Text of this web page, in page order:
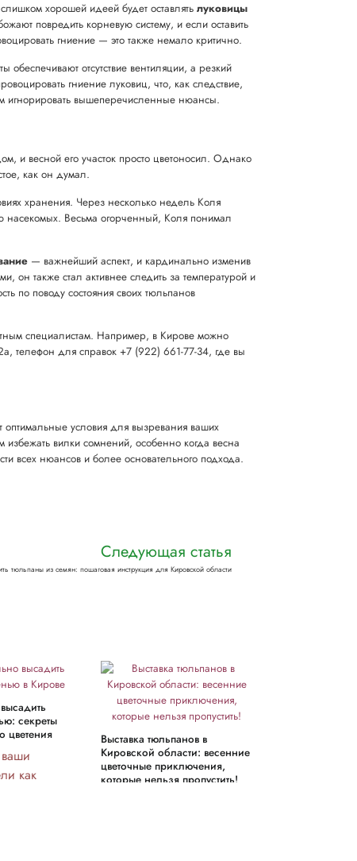
хорошей идеей будет оставлять луковицы
повредить корневую систему, и если оставить
гниение — это также немало критично.
обеспечивают отсутствие вентиляции, а резкий
гниение луковиц, что, как следствие,
игнорировать вышеперечисленные нюансы.
и весной его участок просто цветоносил. Однако
как он думал.
хранения. Через несколько недель Коля
насекомых. Весьма огорченный, Коля понимал
— важнейший аспект, и кардинально изменив
он также стал активнее следить за температурой и
по поводу состояния своих тюльпанов
специалистам. Например, в Кирове можно
телефон для справок +7 (922) 661-77-34, где вы
оптимальные условия для вызревания ваших
вилки сомнений, особенно когда весна
всех нюансов и более основательного подхода.
Следующая статья
тюльпаны из семян: пошаговая инструкция для Кировской области
секреты
цветения
ваши
как
Выставка тюльпанов в
Кировской области: весенние
цветочные приключения,
которые нельзя пропустить!